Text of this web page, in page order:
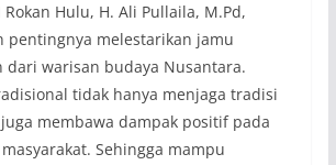
Rokan Hulu, H. Ali Pullaila, M.Pd,
pentingnya melestarikan jamu
dari warisan budaya Nusantara.
tidak hanya menjaga tradisi
membawa dampak positif pada
Sehingga mampu